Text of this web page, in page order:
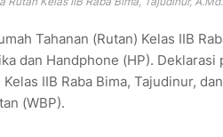
Tahanan (Rutan) Kelas IIB
dan Handphone (HP).
IIB Raba Bima, Tajudinur,
(WBP).